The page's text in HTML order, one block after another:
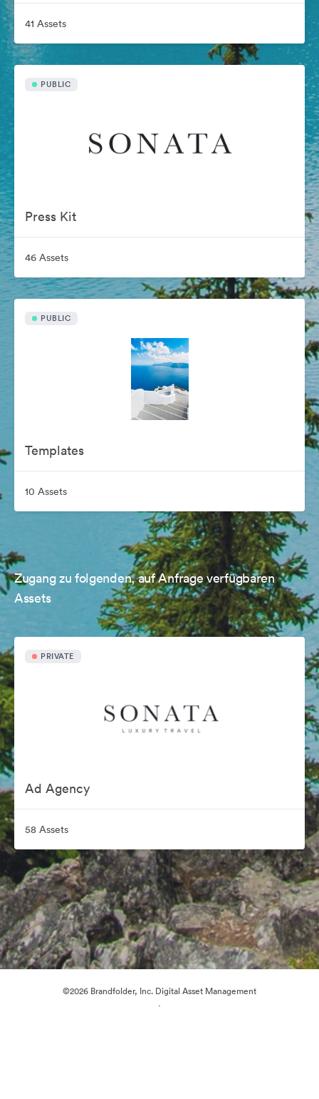
41 Assets
PUBLIC
Press Kit
46 Assets
PUBLIC
Templates
10 Assets
Zugang zu folgenden, auf Anfrage verfügbaren
Assets
PRIVATE
Ad Agency
58 Assets
©2026 Brandfolder, Inc. Digital Asset Management
·